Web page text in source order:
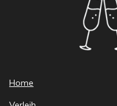
Home